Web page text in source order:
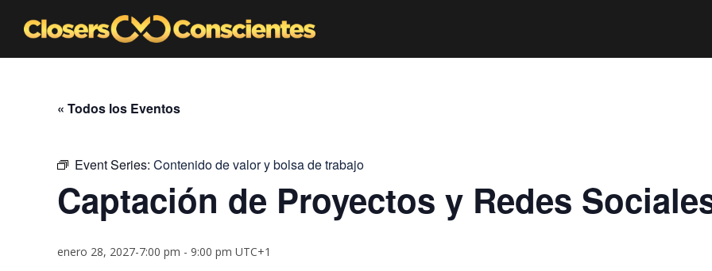
« Todos los Eventos
Event Series: Contenido de valor y bolsa de trabajo
Captación de Proyectos y Redes
enero 28, 2027-7:00 pm - 9:00 pm UTC+1